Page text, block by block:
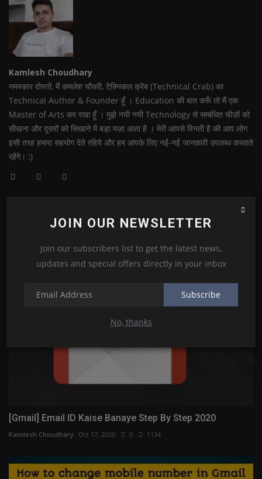
JOIN OUR NEWSLETTER
Join our subscribers list to get the latest news,
updates and special offers directly in your inbox
Subscribe
No, thanks
Kamlesh Choudhary
नमस्कार दोस्तों, मैं कमलेश चौधरी, टेक्निकल क्रैब (Technical Crab) का
Technical Author & Founder हूँ । Education की बात करूँ तो मैं एक
Master of Arts कर रखा हूँ । मुझे नयी नयी Technology से सम्बंधित चीज़ों को
सीखना और दूसरों को सिखाने में बड़ा मज़ा आता है । मेरी आपसे विनती है की आप लोग
इसी तरह हमारा सहयोग देते रहिये और हम आपके लिए नईं-नईं जानकारी उपलब्ध करवाते
रहेंगे। :)
[Gmail] Email ID Kaise Banaye Step By Step 2020
Kamlesh Choudhary Oct 17, 2020 0 1134